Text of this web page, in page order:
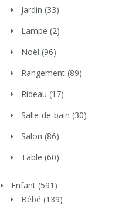
Jardin (33)
Lampe (2)
Noël (96)
Rangement (89)
Rideau (17)
Salle-de-bain (30)
Salon (86)
Table (60)
Enfant (591)
Bébé (139)